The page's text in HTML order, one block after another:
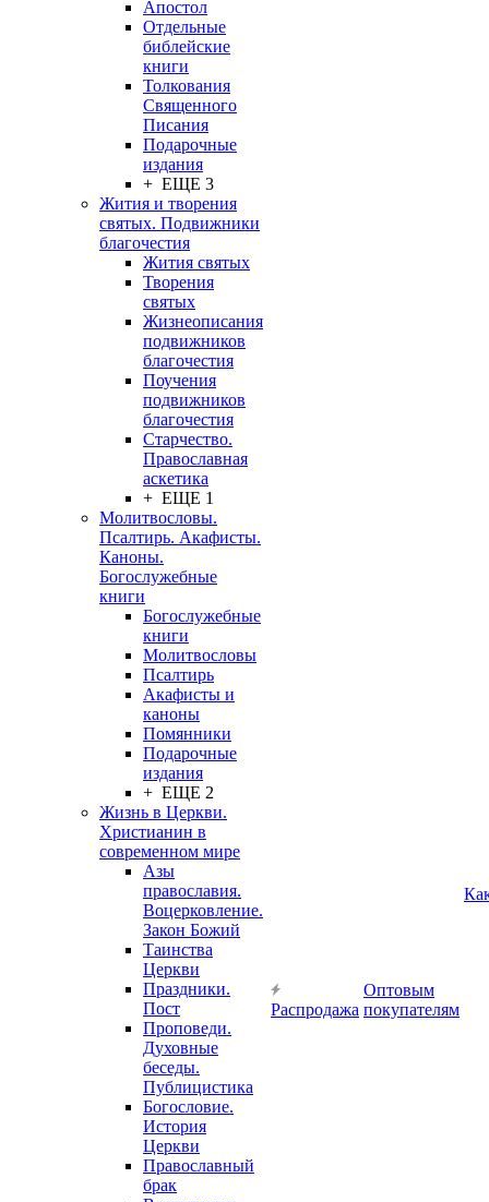
Апостол
Отдельные
библейские
книги
Толкования
Священного
Писания
Подарочные
издания
+ ЕЩЕ 3
Жития и творения
святых. Подвижники
благочестия
Жития святых
Творения
святых
Жизнеописания
подвижников
благочестия
Поучения
подвижников
благочестия
Старчество.
Православная
аскетика
+ ЕЩЕ 1
Молитвословы.
Псалтирь. Акафисты.
Каноны.
Богослужебные
книги
Богослужебные
книги
Молитвословы
Псалтирь
Акафисты и
каноны
Помянники
Подарочные
издания
+ ЕЩЕ 2
Жизнь в Церкви.
Христианин в
современном мире
Азы
православия.
Воцерковление.
Закон Божий
Таинства
Церкви
Праздники.
Пост
Проповеди.
Духовные
беседы.
Публицистика
Богословие.
История
Церкви
Православный
брак
Распродажа
Оптовым
покупателям